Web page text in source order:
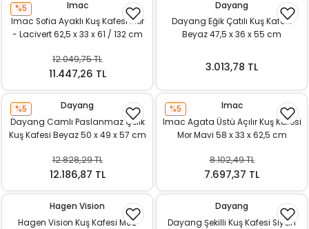
%5
Imac
Imac Sofia Ayaklı Kuş Kafesi Mor
- Lacivert 62,5 x 33 x 61 / 132 cm
12.049,75 TL
11.447,26 TL
Dayang
Dayang Eğik Çatılı Kuş Kafesi
Beyaz 47,5 x 36 x 55 cm
3.013,78 TL
%5
Dayang
Dayang Camlı Paslanmaz Çelik
Kuş Kafesi Beyaz 50 x 49 x 57 cm
12.828,29 TL
12.186,87 TL
%5
Imac
Imac Agata Üstü Açılır Kuş Kafesi
Mor Mavi 58 x 33 x 62,5 cm
8.102,49 TL
7.697,37 TL
Hagen Vision
Hagen Vision Kuş Kafesi M02
Dayang
Dayang Şekilli Kuş Kafesi Siyah